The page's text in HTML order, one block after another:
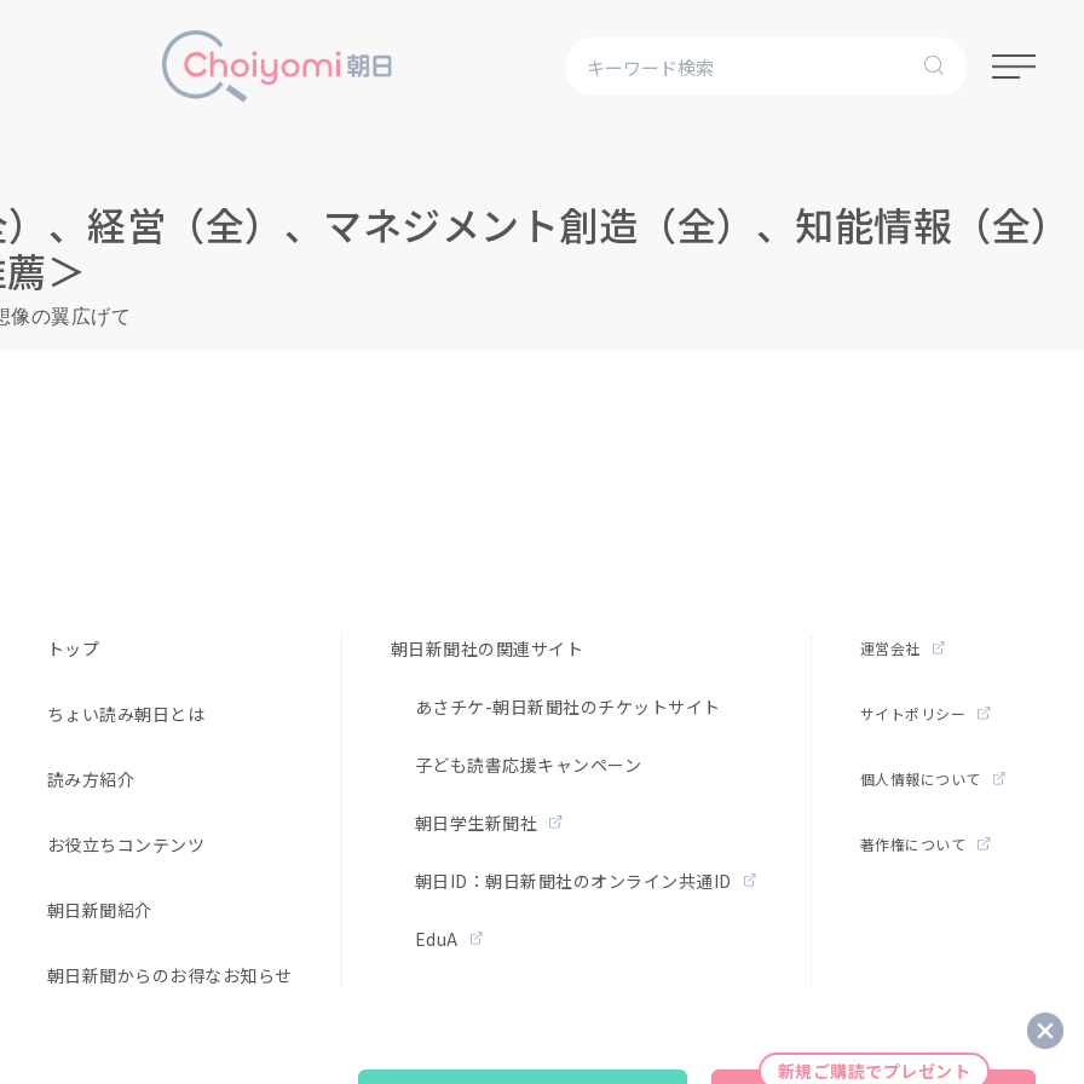
、経営（全）、マネジメント創造（全）、知能情報（全）
＞
像の翼広げて
新規ご購読でプレゼント
トップ
ちょい読み朝日とは
読み方紹介
お役立ちコンテンツ
朝日新聞紹介
朝日新聞からのお得なお知らせ
朝日新聞社の関連サイト
あさチケ-朝日新聞社のチケットサイト
子ども読書応援キャンペーン
朝日学生新聞社
朝日ID：朝日新聞社のオンライン共通ID
EduA
運営会社
サイトポリシー
個人情報について
著作権について